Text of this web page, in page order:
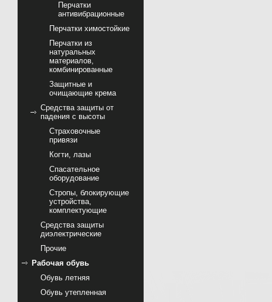
Перчатки
антивибрационные
Перчатки химостойкие
Перчатки из
натуральных
материалов,
комбинированные
Защитные и
очищающие крема
Средства защиты от
падения с высоты
Страховочные
привязи
Когти, лазы
Спасательное
оборудование
Стропы, блокирующие
устройства,
комплектующие
Cредства защиты
диэлектрические
Прочие
Рабочая обувь
Обувь летняя
Обувь утепленная